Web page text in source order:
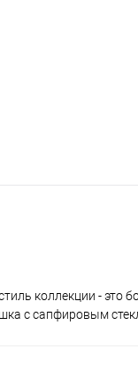
коллекции - это
с сапфировым